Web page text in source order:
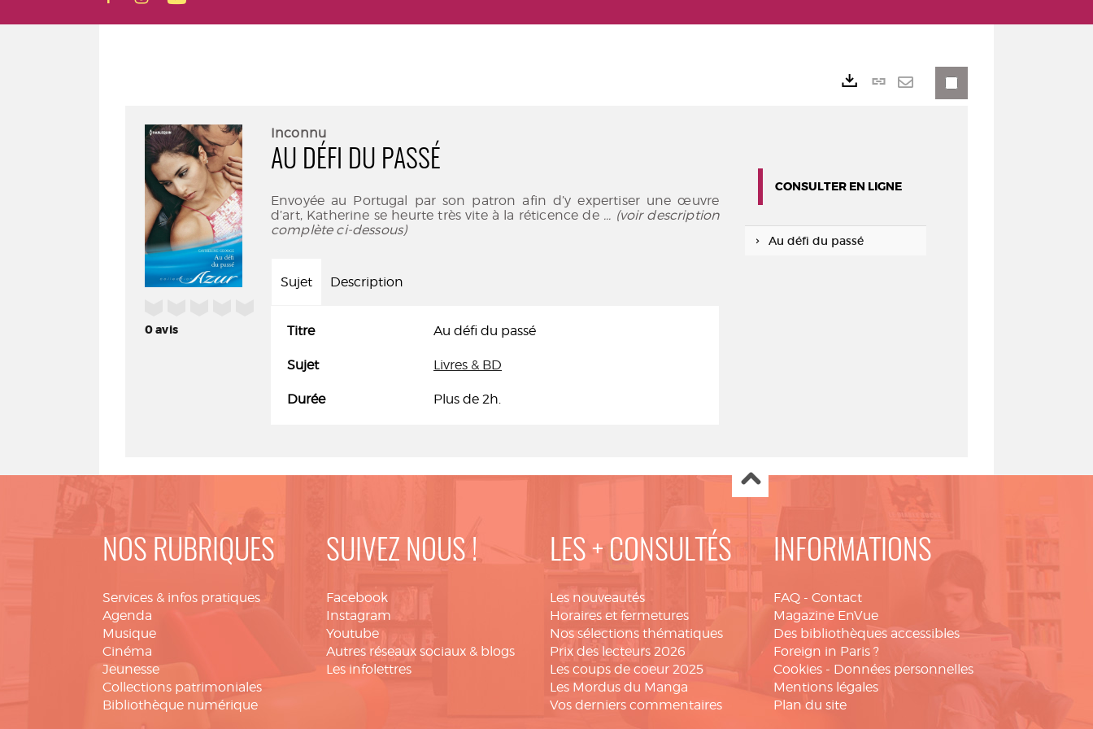
0avis
Inconnu
AU DÉFI DU PASSÉ
Envoyée au Portugal par son patron afin d’y expertiser une œuvre
d’art, Katherine se heurte très vite à la réticence de ... (voir description
complète ci-dessous)
Sujet Description
Titre Au défi du passé
Sujet Livres & BD
Durée Plus de 2h.
Lien
CONSULTER EN LIGNE
Au défi du passé
NOS RUBRIQUES
Services & infos pratiques
Agenda
Musique
Cinéma
Jeunesse
Collections patrimoniales
Bibliothèque numérique
SUIVEZ NOUS !
Facebook
Instagram
Youtube
Autres réseaux sociaux & blogs
Les infolettres
LES + CONSULTÉS
Les nouveautés
Horaires et fermetures
Nos sélections thématiques
Prix des lecteurs 2026
Les coups de coeur 2025
Les Mordus du Manga
Vos derniers commentaires
INFORMATIONS
FAQ - Contact
Magazine EnVue
Des bibliothèques accessibles
Foreign in Paris ?
Cookies - Données personnelles
Mentions légales
Plan du site